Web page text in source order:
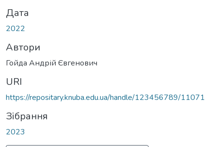
Дата
2022
Автори
Гойда Андрій Євгенович
URI
https://repositary.knuba.edu.ua/handle/123456789/11071
Зібрання
2023